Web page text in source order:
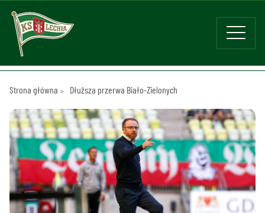
Strona główna Dłuższa przerwa Biało-Zielonych